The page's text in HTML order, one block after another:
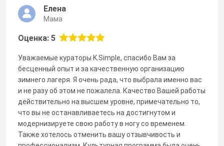
Елена
Мама
Оценка: 5
Уважаемые кураторы K.Simple, спасибо Вам за
бесценный опыт и за качественную организацию
зимнего лагеря. Я очень рада, что выбрала именно вас
и не разу об этом не пожалела. Качество Вашей работы
действительно на высшем уровне, примечательно то,
что вы не останавливаетесь на достигнутом и
модернизируете свою работу в ногу со временем.
Также хотелось отменить вашу отзывчивость и